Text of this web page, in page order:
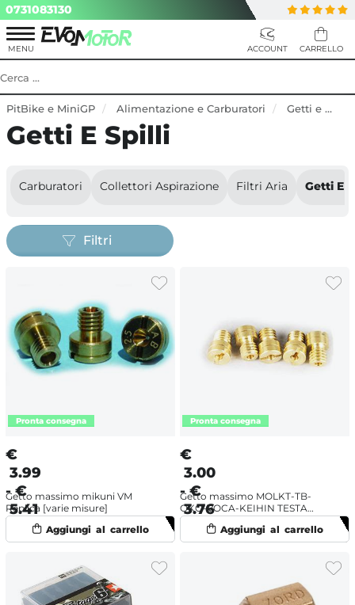
0731083130
PitBike e MiniGP Alimentazione e Carburatori Getti e Spilli
Getti E Spilli
Carburatori Collettori Aspirazione Filtri Aria Getti E
Filtri
€
3.99
- €
5.41
Getto massimo mikuni VM
Replica [varie misure]
€
3.00
- €
3.76
Getto massimo MOLKT-TB-
OKO-VOCA-KEIHIN TESTA
TONDA